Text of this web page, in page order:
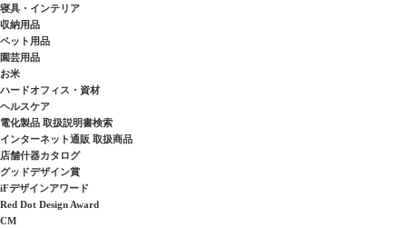
寝具・インテリア
収納用品
ペット用品
園芸用品
お米
ハードオフィス・資材
ヘルスケア
電化製品 取扱説明書検索
インターネット通販 取扱商品
店舗什器カタログ
グッドデザイン賞
iFデザインアワード
Red Dot Design Award
CM